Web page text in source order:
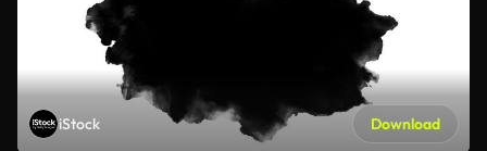
iStock Download